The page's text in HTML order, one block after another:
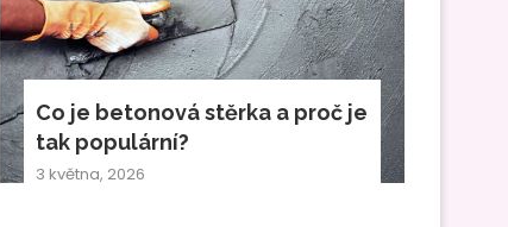
Co je betonová stěrka a proč je
tak populární?
3 května, 2026